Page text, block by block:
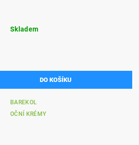
Skladem
BAREKOL
OČNÍ KRÉMY